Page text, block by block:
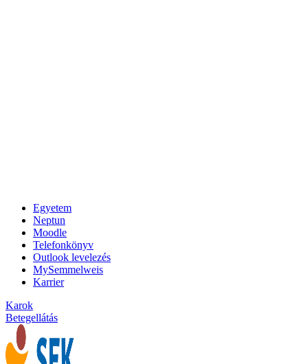
Egyetem
Neptun
Moodle
Telefonkönyv
Outlook levelezés
MySemmelweis
Karrier
Karok
Betegellátás